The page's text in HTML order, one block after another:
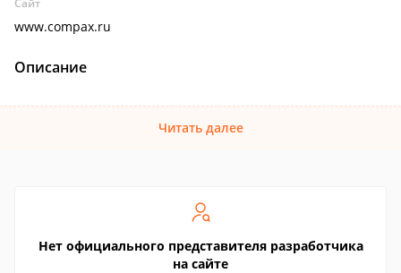
Сайт
www.compax.ru
Описание
Читать далее
Нет официального представителя разработчика
на сайте